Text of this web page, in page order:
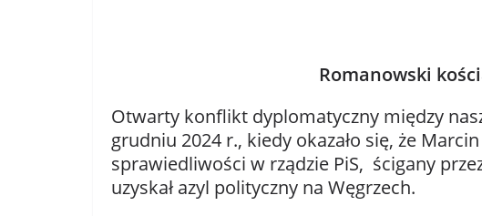
Romanowski
Otwarty konflikt dyplomatyczny między
grudniu 2024 r., kiedy okazało się, że
sprawiedliwości w rządzie PiS, ścigany
uzyskał azyl polityczny na Węgrzech.